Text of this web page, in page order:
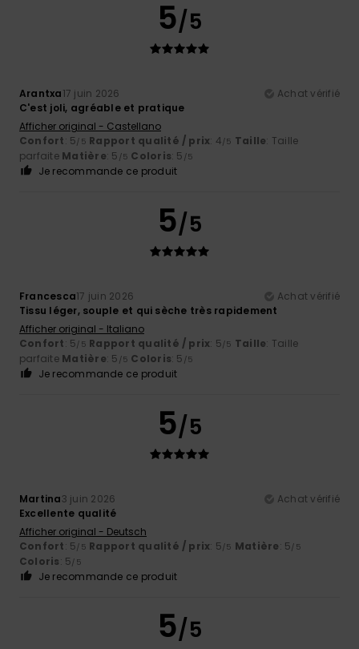
5/5
Arantxa17 juin 2026
Achat vérifié
C'est joli, agréable et pratique
Afficher original - Castellano
Confort: 5/5 Rapport qualité / prix: 4/5 Taille: Taille
parfaite Matière: 5 /5 Coloris: 5 /5
Je recommande ce produit
5/5
Francesca17 juin 2026
Achat vérifié
Tissu léger, souple et qui sèche très rapidement
Afficher original - Italiano
Confort: 5/5 Rapport qualité / prix: 5/5 Taille: Taille
parfaite Matière: 5 /5 Coloris: 5 /5
Je recommande ce produit
5/5
Martina3 juin 2026
Achat vérifié
Excellente qualité
Afficher original - Deutsch
Confort: 5/5 Rapport qualité / prix: 5/5 Matière: 5/5
Coloris: 5/5
Je recommande ce produit
5/5